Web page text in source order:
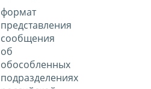
формат
представления
сообщения
об
обособленных
подразделениях